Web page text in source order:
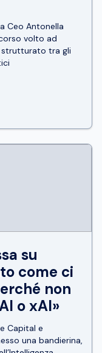
Ceo Antonella
volto ad
strutturato tra gli
su
come ci
non
o xAI»
Capital e
una bandierina,